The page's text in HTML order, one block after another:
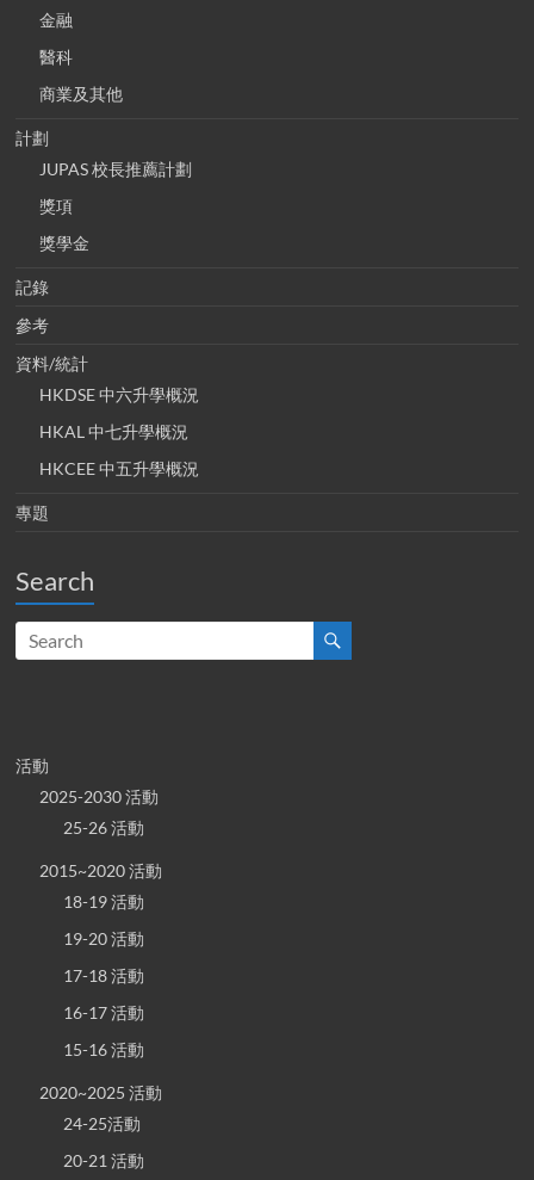
金融
醫科
商業及其他
計劃
JUPAS 校長推薦計劃
獎項
獎學金
記錄
參考
資料/統計
HKDSE 中六升學概況
HKAL 中七升學概況
HKCEE 中五升學概況
專題
Search
活動
2025-2030 活動
25-26 活動
2015~2020 活動
18-19 活動
19-20 活動
17-18 活動
16-17 活動
15-16 活動
2020~2025 活動
24-25活動
20-21 活動